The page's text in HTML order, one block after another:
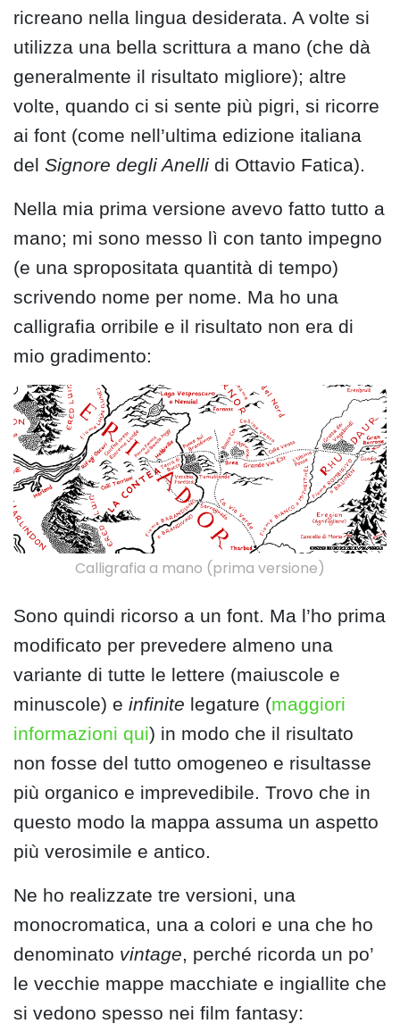
ricreano nella lingua desiderata. A volte si
utilizza una bella scrittura a mano (che dà
generalmente il risultato migliore); altre
volte, quando ci si sente più pigri, si ricorre
ai font (come nell’ultima edizione italiana
del Signore degli Anelli di Ottavio Fatica).
Nella mia prima versione avevo fatto tutto a
mano; mi sono messo lì con tanto impegno
(e una spropositata quantità di tempo)
scrivendo nome per nome. Ma ho una
calligrafia orribile e il risultato non era di
mio gradimento:
Calligrafia a mano (prima versione)
Sono quindi ricorso a un font. Ma l’ho prima
modificato per prevedere almeno una
variante di tutte le lettere (maiuscole e
minuscole) e infinite legature (maggiori
informazioni qui) in modo che il risultato
non fosse del tutto omogeneo e risultasse
più organico e imprevedibile. Trovo che in
questo modo la mappa assuma un aspetto
più verosimile e antico.
Ne ho realizzate tre versioni, una
monocromatica, una a colori e una che ho
denominato vintage, perché ricorda un po’
le vecchie mappe macchiate e ingiallite che
si vedono spesso nei film fantasy: